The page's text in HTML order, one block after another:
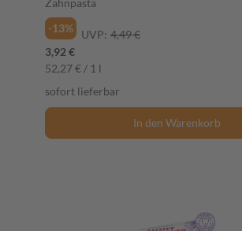
-13%
UVP: 4,49 €
3,92 €
52,27 € / 1 l
sofort lieferbar
In den Warenkorb